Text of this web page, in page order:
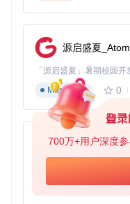
700万+用户深度
campus-imaotai
项目地址：
https://gitcode.com/
imaotai
源启盛夏
Markdown
0
AionUi
TypeScript
0